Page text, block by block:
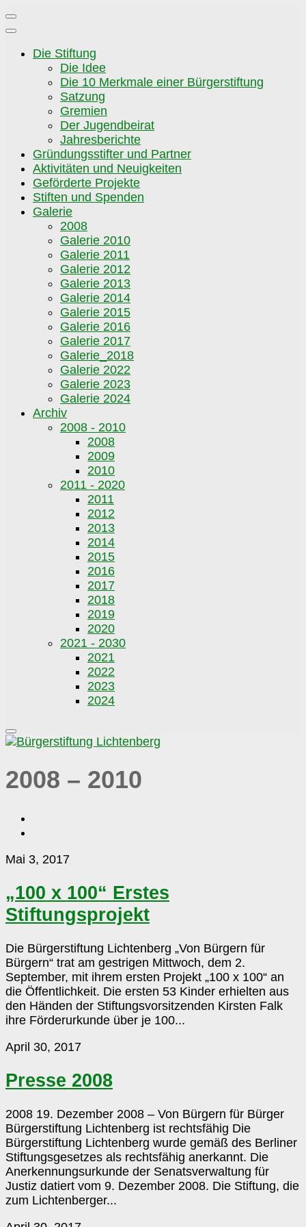
Zum
Inhalt
Die Stiftung
Die Idee
Die 10 Merkmale einer Bürgerstiftung
Satzung
Gremien
Der Jugendbeirat
Jahresberichte
Gründungsstifter und Partner
Aktivitäten und Neuigkeiten
Geförderte Projekte
Stiften und Spenden
Galerie
2008
Galerie 2010
Galerie 2011
Galerie 2012
Galerie 2013
Galerie 2014
Galerie 2015
Galerie 2016
Galerie 2017
Galerie_2018
Galerie 2022
Galerie 2023
Galerie 2024
Archiv
2008 - 2010
2008
2009
2010
2011 - 2020
2011
2012
2013
2014
2015
2016
2017
2018
2019
2020
2021 - 2030
2021
2022
2023
2024
2008 – 2010
„100
100“
Erstes
Stiftungsprojekt
Mai 3, 2017
„100 x 100“ Erstes
Stiftungsprojekt
Die Bürgerstiftung Lichtenberg „Von Bürgern für
Bürgern“ trat am gestrigen Mittwoch, dem 2.
September, mit ihrem ersten Projekt „100 x 100“ an
die Öffentlichkeit. Die ersten 53 Kinder erhielten aus
den Händen der Stiftungsvorsitzenden Kirsten Falk
ihre Förderurkunde über je 100...
Presse
April 30, 2017
Presse 2008
2008 19. Dezember 2008 – Von Bürgern für Bürger
Bürgerstiftung Lichtenberg ist rechtsfähig Die
Bürgerstiftung Lichtenberg wurde gemäß des Berliner
Stiftungsgesetzes als rechtsfähig anerkannt. Die
Anerkennungsurkunde der Senatsverwaltung für
Justiz datiert vom 9. Dezember 2008. Die Stiftung, die
zum Lichtenberger...